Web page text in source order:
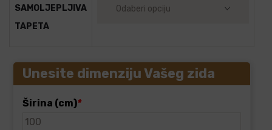
SAMOLJEPLJIVA
TAPETA
Unesite dimenziju Vašeg zida
Širina (cm)*